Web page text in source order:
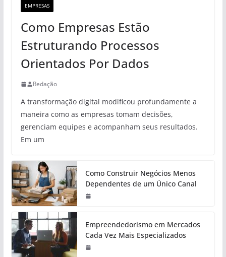
EMPRESAS
Como Empresas Estão
Estruturando Processos
Orientados Por Dados
Redação
A transformação digital modificou profundamente a
maneira como as empresas tomam decisões,
gerenciam equipes e acompanham seus resultados.
Em um
Como Construir Negócios Menos
Dependentes de um Único Canal
Empreendedorismo em Mercados
Cada Vez Mais Especializados